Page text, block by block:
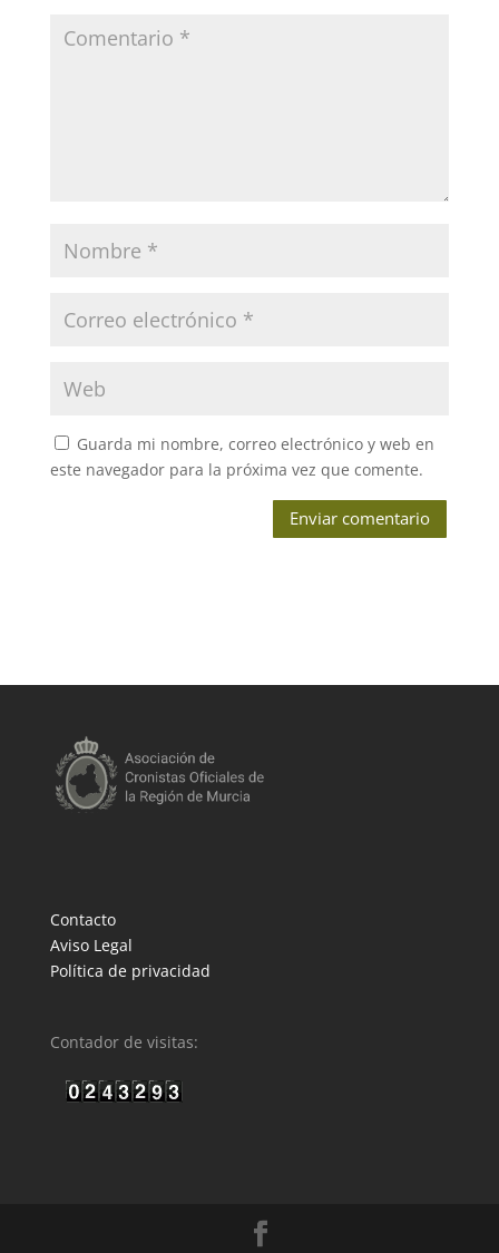
Guarda mi nombre, correo electrónico y web en
este navegador para la próxima vez que comente.
Enviar comentario
Contacto
Aviso Legal
Política de privacidad
Contador de visitas: